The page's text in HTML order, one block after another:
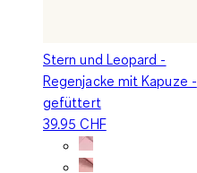
Stern und Leopard -
Regenjacke mit Kapuze -
gefüttert
39.95 CHF